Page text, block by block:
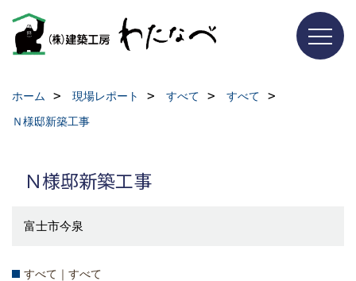
ホーム 現場レポート すべて
すべて
Ｎ様邸新築工事
Ｎ様邸新築工事
富士市今泉
すべて｜すべて